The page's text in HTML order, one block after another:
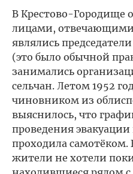
В Крестово-Городище
лицами, отвечающими
являлись
(это было обычной
занимались
сельчан. Летом 1952
чиновником из
выяснилось, что
проведения
проходила самотёком.
жители не хотели